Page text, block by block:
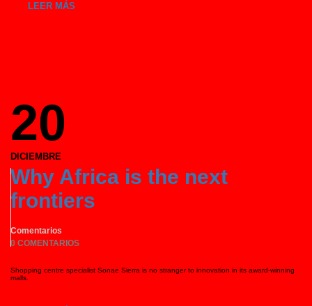
LEER MÁS
20
DICIEMBRE
Why Africa is the next
frontiers
Comentarios
0 COMENTARIOS
Shopping centre specialist Sonae Sierra is no stranger to innovation in its award-winning
malls.